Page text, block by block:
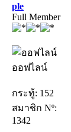
ple
Full Member
ออฟไลน์
กระทู้: 152
สมาชิก Nº:
1342